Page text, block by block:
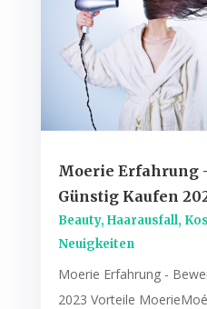
Moerie Erfahrung
Günstig Kaufen
Beauty, Haarausfall,
Neuigkeiten
Moerie Erfahrung -
2023 Vorteile